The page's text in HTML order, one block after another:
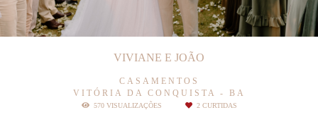
CASAMENTOS
VITÓRIA DA CONQUISTA - BA
VIVIANE E JOÃO
570VISUALIZAÇÕES 2CURTIDAS